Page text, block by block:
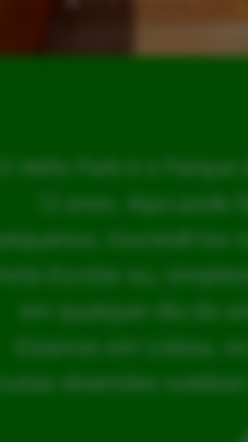
O Hello Park é o
12 anos. Aqui pode
pequenos, inscrevê-los
Visita Escolar ou,
em qualquer dia da
Estamos em Lisboa,
muitas diversões